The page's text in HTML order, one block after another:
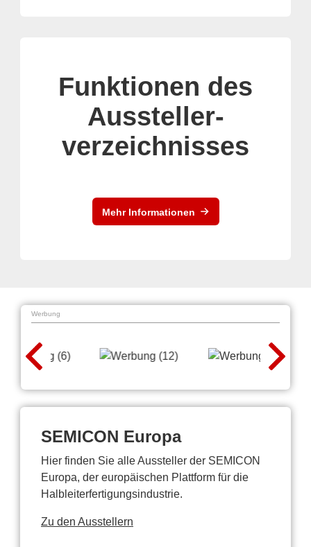
Funktionen des
Aussteller-
verzeichnisses
Mehr Informationen
Werbung
SEMICON Europa
Hier finden Sie alle Aussteller der SEMICON
Europa, der europäischen Plattform für die
Halbleiterfertigungsindustrie.
Zu den Ausstellern